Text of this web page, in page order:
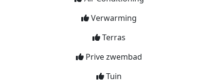
Verwarming
Terras
Prive zwembad
Tuin